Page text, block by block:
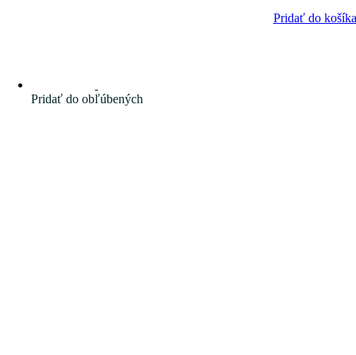
Pridať do košíka
Pridať do obľúbených